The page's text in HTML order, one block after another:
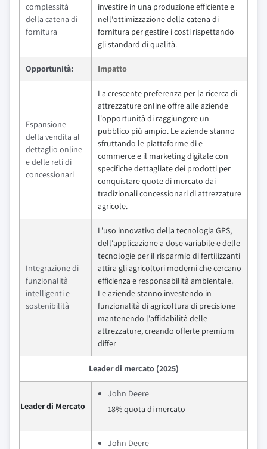
complessità
della catena di
fornitura
investire in una produzione efficiente e
nell'ottimizzazione della catena di
fornitura per gestire i costi rispettando
gli standard di qualità.
Opportunità: Impatto
Espansione
della vendita al
dettaglio online
e delle reti di
concessionari
La crescente preferenza per la ricerca di
attrezzature online offre alle aziende
l'opportunità di raggiungere un
pubblico più ampio. Le aziende stanno
sfruttando le piattaforme di e-
commerce e il marketing digitale con
specifiche dettagliate dei prodotti per
conquistare quote di mercato dai
tradizionali concessionari di attrezzature
agricole.
Integrazione di
funzionalità
intelligenti e
sostenibilità
L'uso innovativo della tecnologia GPS,
dell'applicazione a dose variabile e delle
tecnologie per il risparmio di fertilizzanti
attira gli agricoltori moderni che cercano
efficienza e responsabilità ambientale.
Le aziende stanno investendo in
funzionalità di agricoltura di precisione
mantenendo l'affidabilità delle
attrezzature, creando offerte premium
differ
Leader di mercato (2025)
Leader di Mercato
John Deere
18% quota di mercato
John Deere